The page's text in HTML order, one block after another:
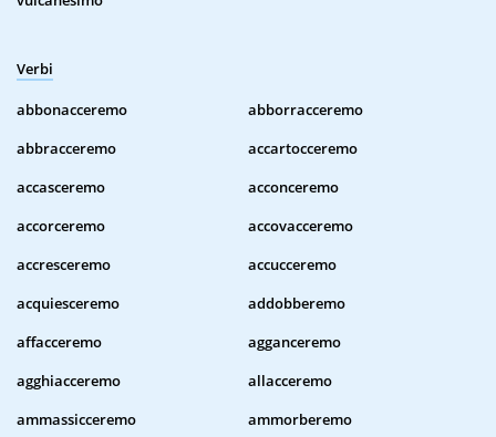
Verbi
abbonacceremo
abborracceremo
abbracceremo
accartocceremo
accasceremo
acconceremo
accorceremo
accovacceremo
accresceremo
accucceremo
acquiesceremo
addobberemo
affacceremo
agganceremo
agghiacceremo
allacceremo
ammassicceremo
ammorberemo